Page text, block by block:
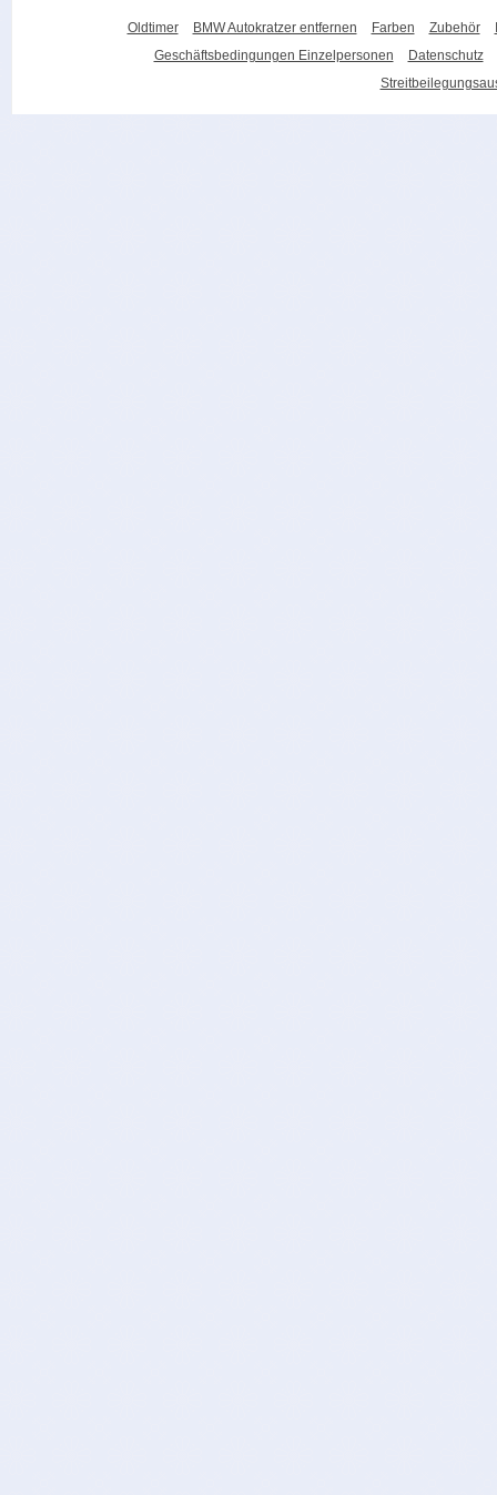
Oldtimer BMW Autokratzer entfernen Farben Zubehör
Geschäftsbedingungen Einzelpersonen
Datenschutz